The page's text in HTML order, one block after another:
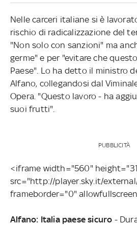
Nelle carceri italiane si è
rischio di radicalizzazione del
"Non solo con sanzioni" ma
germe" e per "evitare che
Paese". Lo ha detto il ministro
Alfano, collegandosi dal
Opera. "Questo lavoro - ha
suoi frutti".
PUBBLICITÀ
<iframe width="560"
src="http://player.sky.it/
frameborder="0"
Alfano: Italia paese sicuro -